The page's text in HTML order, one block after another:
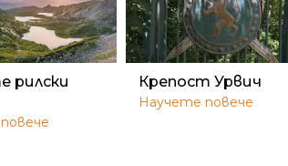
рилски
Крепост Урвич
Научете повече